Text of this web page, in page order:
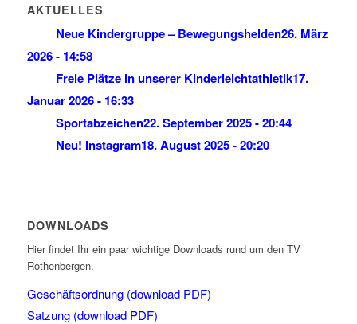
AKTUELLES
Neue Kindergruppe – Bewegungshelden26. März
2026 - 14:58
Freie Plätze in unserer Kinderleichtathletik17.
Januar 2026 - 16:33
Sportabzeichen22. September 2025 - 20:44
Neu! Instagram18. August 2025 - 20:20
DOWNLOADS
Hier findet Ihr ein paar wichtige Downloads rund um den TV
Rothenbergen.
Geschäftsordnung (download PDF)
Satzung (download PDF)